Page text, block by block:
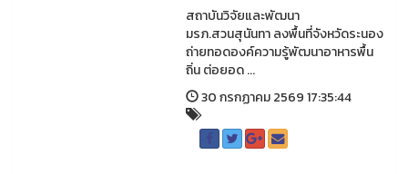
สถาบันวิจัยและพัฒนา
มรภ.สวนสุนันทา ลงพื้นที่จังหวัดระนอง
ถ่ายทอดองค์ความรู้พัฒนาอาหารพื้น
ถิ่น ต่อยอด ...
30 กรกฏาคม 2569 17:35:44